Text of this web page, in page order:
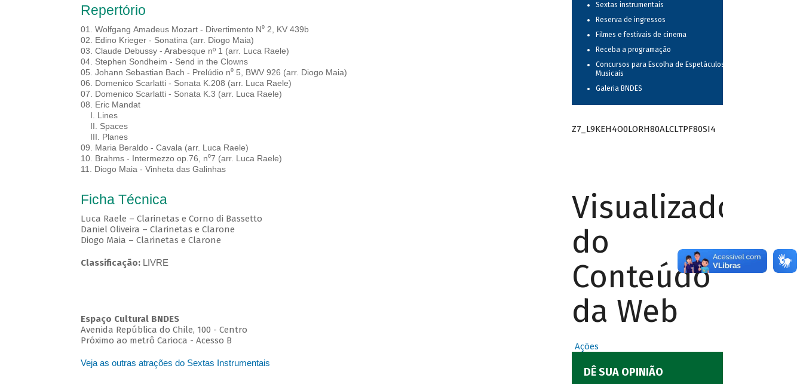
Repertório
01. Wolfgang Amadeus Mozart - Divertimento N⁰ 2, KV 439b
02. Edino Krieger - Sonatina (arr. Diogo Maia)
03. Claude Debussy - Arabesque nº 1 (arr. Luca Raele)
04. Stephen Sondheim - Send in the Clowns
05. Johann Sebastian Bach - Prelúdio n⁰ 5, BWV 926 (arr. Diogo Maia)
06. Domenico Scarlatti - Sonata K.208 (arr. Luca Raele)
07. Domenico Scarlatti - Sonata K.3 (arr. Luca Raele)
08. Eric Mandat
I. Lines
II. Spaces
III. Planes
09. Maria Beraldo - Cavala (arr. Luca Raele)
10. Brahms - Intermezzo op.76, n⁰7 (arr. Luca Raele)
11. Diogo Maia - Vinheta das Galinhas
Ficha Técnica
Luca Raele – Clarinetas e Corno di Bassetto
Daniel Oliveira – Clarinetas e Clarone
Diogo Maia – Clarinetas e Clarone
Classificação: LIVRE
Espaço Cultural BNDES
Avenida República do Chile, 100 - Centro
Próximo ao metrô Carioca - Acesso B
Veja as outras atrações do Sextas Instrumentais
Sextas instrumentais
Reserva de ingressos
Filmes e festivais de cinema
Receba a programação
Concursos para Escolha de Espetáculos
Musicais
Galeria BNDES
Z7_L9KEH4O0LORH80ALCLTPF80SI4
Visualizador
do
Conteúdo
da Web
Ações
DÊ SUA OPINIÃO